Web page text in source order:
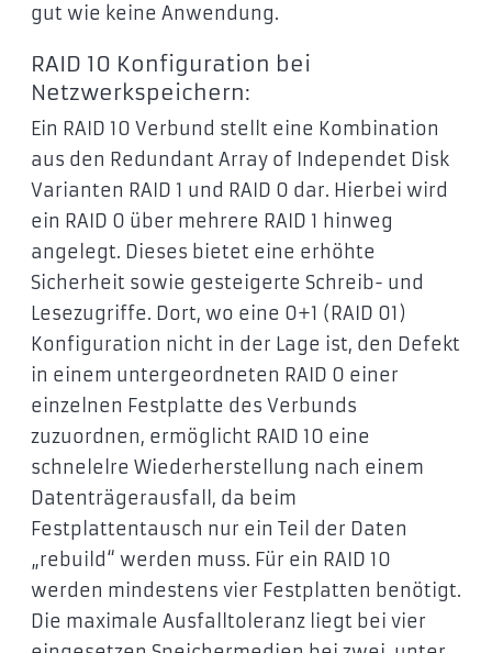
gut wie keine Anwendung.
RAID 10 Konfiguration bei
Netzwerkspeichern:
Ein RAID 10 Verbund stellt eine Kombination
aus den Redundant Array of Independet Disk
Varianten RAID 1 und RAID 0 dar. Hierbei wird
ein RAID 0 über mehrere RAID 1 hinweg
angelegt. Dieses bietet eine erhöhte
Sicherheit sowie gesteigerte Schreib- und
Lesezugriffe. Dort, wo eine 0+1 (RAID 01)
Konfiguration nicht in der Lage ist, den Defekt
in einem untergeordneten RAID 0 einer
einzelnen Festplatte des Verbunds
zuzuordnen, ermöglicht RAID 10 eine
schnelelre Wiederherstellung nach einem
Datenträgerausfall, da beim
Festplattentausch nur ein Teil der Daten
„rebuild“ werden muss. Für ein RAID 10
werden mindestens vier Festplatten benötigt.
Die maximale Ausfalltoleranz liegt bei vier